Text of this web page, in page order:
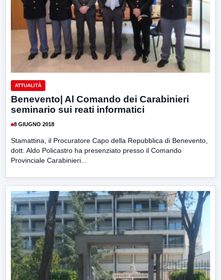
ATTUALITÀ
Benevento| Al Comando dei Carabinieri
seminario sui reati informatici
8 GIUGNO 2018
Stamattina, il Procuratore Capo della Repubblica di Benevento,
dott. Aldo Policastro ha presenziato presso il Comando
Provinciale Carabinieri...